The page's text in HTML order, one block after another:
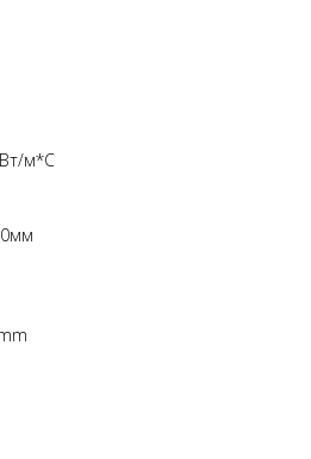
м*С